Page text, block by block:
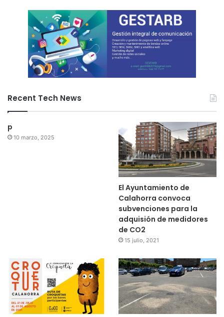
Recent Tech News
p
10 marzo, 2025
El Ayuntamiento de
Calahorra convoca
subvenciones para la
adquisión de medidores
de CO2
15 julio, 2021